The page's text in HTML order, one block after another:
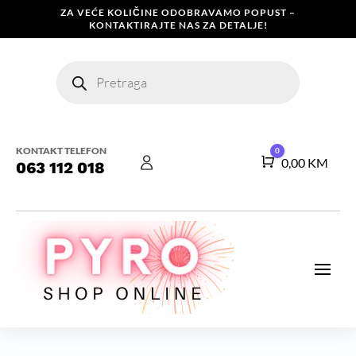
ZA VEĆE KOLIČINE ODOBRAVAMO POPUST –
KONTAKTIRAJTE NAS ZA DETALJE!
search
KONTAKT TELEFON
063 112 018 Košarica
0
0,00 KM